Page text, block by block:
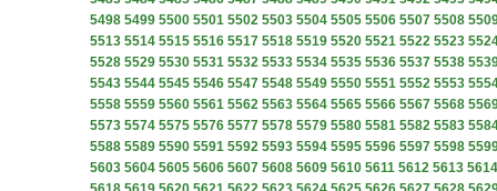
5498 5499 5500 5501 5502 5503 5504 5505 5506 5507 5508
5513 5514 5515 5516 5517 5518 5519 5520 5521 5522 5523
5528 5529 5530 5531 5532 5533 5534 5535 5536 5537 5538
5543 5544 5545 5546 5547 5548 5549 5550 5551 5552 5553
5558 5559 5560 5561 5562 5563 5564 5565 5566 5567 5568
5573 5574 5575 5576 5577 5578 5579 5580 5581 5582 5583
5588 5589 5590 5591 5592 5593 5594 5595 5596 5597 5598
5603 5604 5605 5606 5607 5608 5609 5610 5611 5612 5613 5614